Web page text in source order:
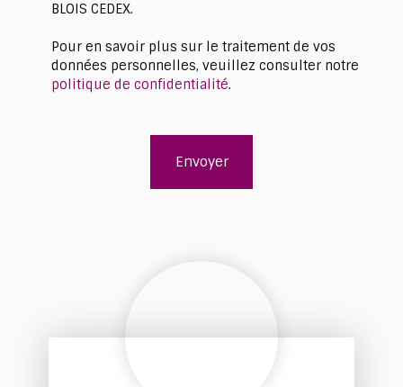
BLOIS CEDEX.
Pour en savoir plus sur le traitement de vos
données personnelles, veuillez consulter notre
politique de confidentialité.
Envoyer